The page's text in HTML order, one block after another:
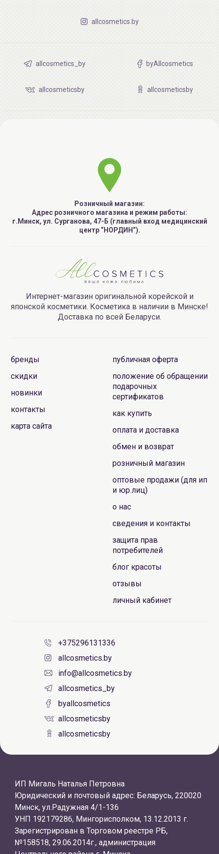
allcosmetics.by
allcosmetics_by byAllcosmetics
allcosmeticsby allcosmeticsby
Розничный магазин:
Адрес розничного магазина и режим работы:
г.Минск, ул. Сурганова, 47-Б (главный вход медицинский
центр “НОРДИН”).
Интернет-магазин оригинальной корейской и
японской косметики. Косметика в наличии в Минске!
Доставка по всей Беларуси.
бренды
скидки
новинки
контакты
карта сайта
публичная оферта
положение об обращении
подарочных
сертификатов
как купить
оплата и доставка
обмен и возврат
розничный магазин
оптовые продажи (для ип
и юр.лиц)
о нас
сведения и контакты
защита прав
потребителей
блог красоты
отзывы
личный кабинет
+375296131336
allcosmetics.by
info@allcosmetics.by
allcosmetics_by
byallcosmetics
allcosmeticsby
allcosmeticsby
ИП Мигаль Наталья Петровна
Юридический и почтовый адрес: Беларусь, 220020
Минск, ул.Радужная 4/1-136
УНП 192179286, Мингорисполком, 13.12.2013 г.
Зарегистрирован в Торговом реестре РБ,
№158518, 29.06.2014г., администрация